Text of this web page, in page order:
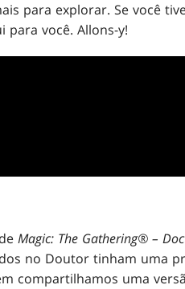
para explorar. Se você
para você. Allons-y!
Magic: The Gathering® –
no Doutor tinham uma
compartilhamos uma